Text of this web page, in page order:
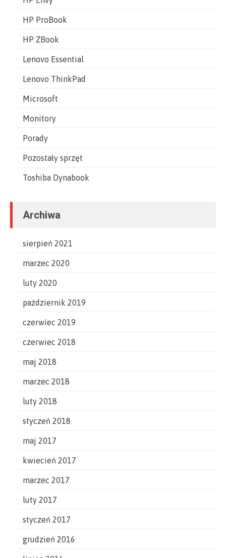
HP ProBook
HP ZBook
Lenovo Essential
Lenovo ThinkPad
Microsoft
Monitory
Porady
Pozostały sprzęt
Toshiba Dynabook
Archiwa
sierpień 2021
marzec 2020
luty 2020
październik 2019
czerwiec 2019
czerwiec 2018
maj 2018
marzec 2018
luty 2018
styczeń 2018
maj 2017
kwiecień 2017
marzec 2017
luty 2017
styczeń 2017
grudzień 2016